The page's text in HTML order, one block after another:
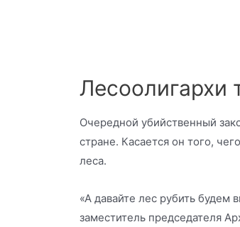
Лесоолигархи
Очередной убийственный
стране. Касается он того,
леса.
«А давайте лес рубить будем
заместитель председателя